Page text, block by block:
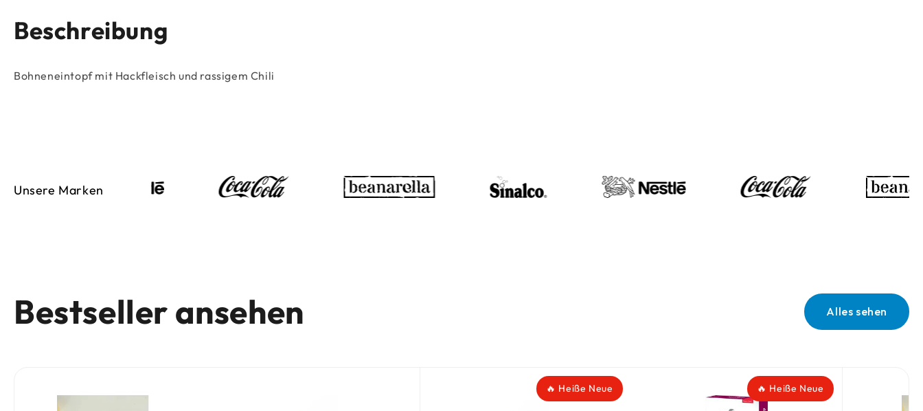
Beschreibung
Bohneneintopf mit Hackfleisch und rassigem Chili
Unsere Marken
Bestseller ansehen Alles sehen
🔥 Heiße Neue 🔥 Heiße Neue